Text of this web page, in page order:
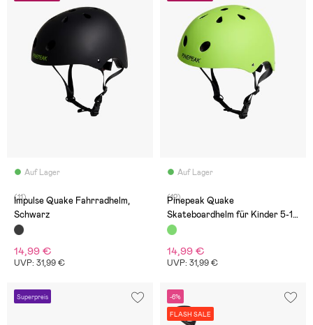
Auf Lager
(11)
Impulse Quake Fahrradhelm,
Schwarz
14,99 €
UVP: 31,99 €
Auf Lager
(12)
Pinepeak Quake
Skateboardhelm für Kinder 5-12
Jahre, Grün
14,99 €
UVP: 31,99 €
Superpreis -6%
FLASH SALE